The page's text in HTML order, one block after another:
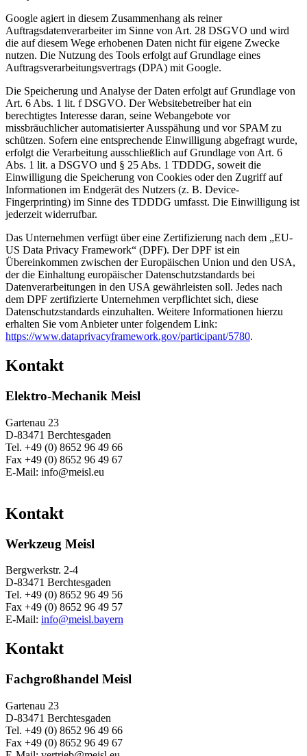
Google agiert in diesem Zusammenhang als reiner
Auftragsdatenverarbeiter im Sinne von Art. 28 DSGVO und wird
die auf diesem Wege erhobenen Daten nicht für eigene Zwecke
nutzen. Die Nutzung des Tools erfolgt auf Grundlage eines
Auftragsverarbeitungsvertrags (DPA) mit Google.
Die Speicherung und Analyse der Daten erfolgt auf Grundlage von
Art. 6 Abs. 1 lit. f DSGVO. Der Websitebetreiber hat ein
berechtigtes Interesse daran, seine Webangebote vor
missbräuchlicher automatisierter Ausspähung und vor SPAM zu
schützen. Sofern eine entsprechende Einwilligung abgefragt wurde,
erfolgt die Verarbeitung ausschließlich auf Grundlage von Art. 6
Abs. 1 lit. a DSGVO und § 25 Abs. 1 TDDDG, soweit die
Einwilligung die Speicherung von Cookies oder den Zugriff auf
Informationen im Endgerät des Nutzers (z. B. Device-
Fingerprinting) im Sinne des TDDDG umfasst. Die Einwilligung ist
jederzeit widerrufbar.
Das Unternehmen verfügt über eine Zertifizierung nach dem „EU-
US Data Privacy Framework“ (DPF). Der DPF ist ein
Übereinkommen zwischen der Europäischen Union und den USA,
der die Einhaltung europäischer Datenschutzstandards bei
Datenverarbeitungen in den USA gewährleisten soll. Jedes nach
dem DPF zertifizierte Unternehmen verpflichtet sich, diese
Datenschutzstandards einzuhalten. Weitere Informationen hierzu
erhalten Sie vom Anbieter unter folgendem Link:
https://www.dataprivacyframework.gov/participant/5780.
Kontakt
Elektro-Mechanik Meisl
Gartenau 23
D-83471 Berchtesgaden
Tel. +49 (0) 8652 96 49 66
Fax +49 (0) 8652 96 49 67
E-Mail: info@meisl.eu
Kontakt
Werkzeug Meisl
Bergwerkstr. 2-4
D-83471 Berchtesgaden
Tel. +49 (0) 8652 96 49 56
Fax +49 (0) 8652 96 49 57
E-Mail: info@meisl.bayern
Kontakt
Fachgroßhandel Meisl
Gartenau 23
D-83471 Berchtesgaden
Tel. +49 (0) 8652 96 49 66
Fax +49 (0) 8652 96 49 67